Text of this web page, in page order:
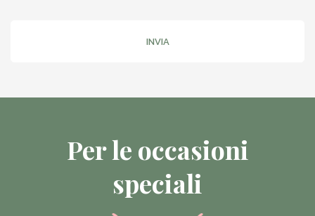
INVIA
Per le occasioni
speciali